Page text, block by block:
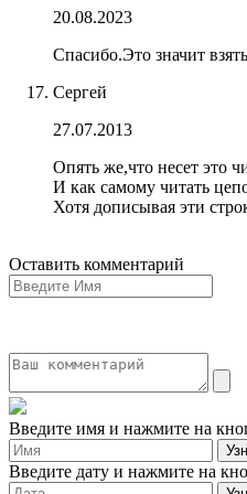
20.08.2023
Спасибо.Это значит
Сергей
27.07.2013
Опять же,что несет это
И как самому читать
Хотя дописывая эти
Оставить комментарий
Введите имя и нажмите на
Введите дату и нажмите на